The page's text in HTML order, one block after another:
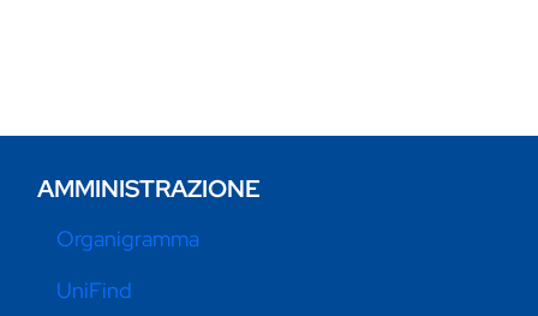
AMMINISTRAZIONE
Organigramma
UniFind